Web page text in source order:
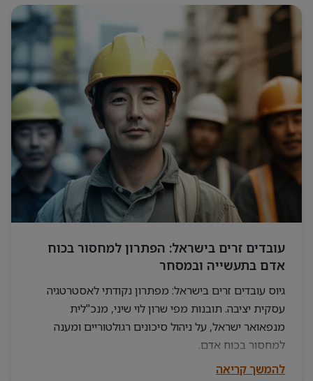
עובדים זרים בישראל: הפתרון למחסור בכוח
אדם בתעשייה ובמסחר
גיוס עובדים זרים בישראל: מפתרון נקודתי לאסטרטגיה
עסקית יציבה. תובנות מפי שרון לוי שיני, מנכ"לית
מנפאואר ישראל, על ניהול סיכונים רגולטוריים ומענה
למחסור בכוח אדם.
להמשך קריאה